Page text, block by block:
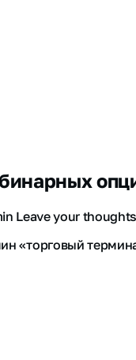
Leave your thoughts
«торговый